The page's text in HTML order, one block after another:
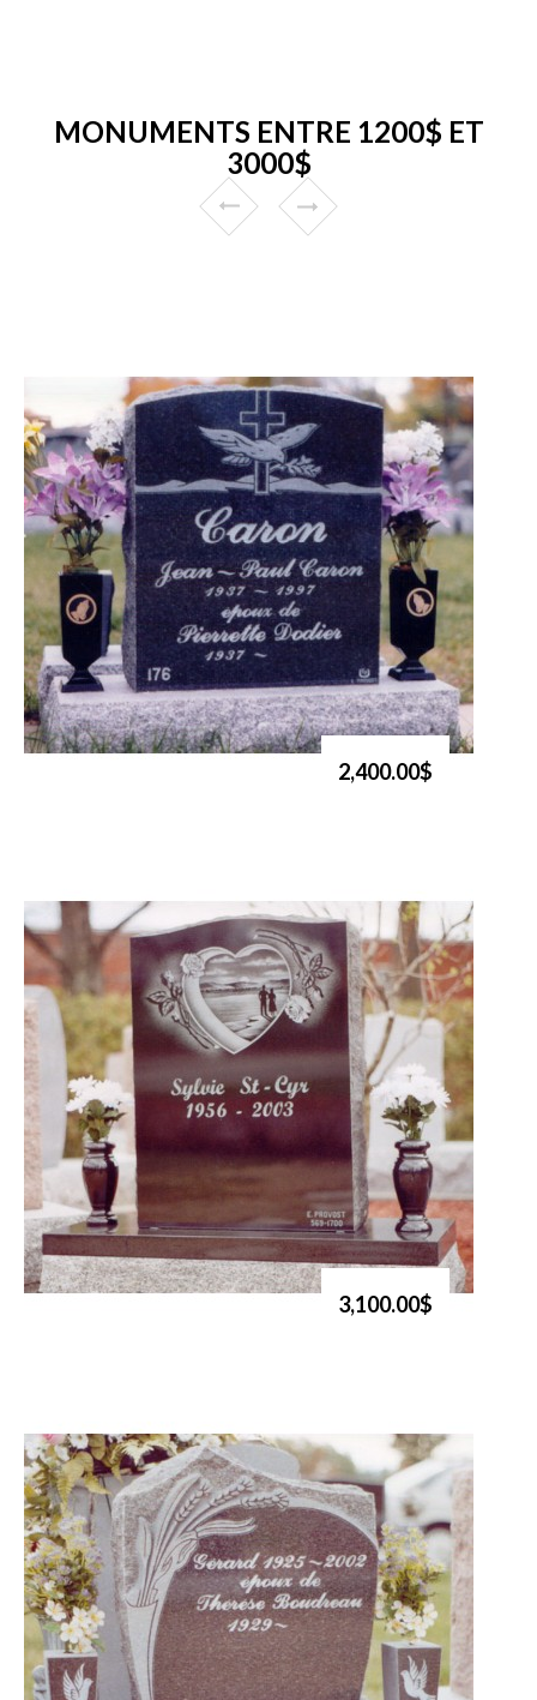
MONUMENTS ENTRE 1200$ ET
3000$
2,400.00$
3,100.00$